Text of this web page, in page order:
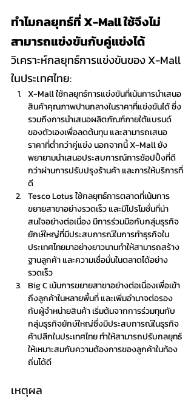
ทำไมกลยุทธ์ที่ X-Mall ใช้จึงไม่
สามารถแข่งขันกับคู่แข่งได้
วิเคราะห์กลยุทธ์การแข่งขันของ X-Mall
ในประเทศไทย:
X-Mall ใช้กลยุทธ์การแข่งขันที่เน้นการนำเสนอ
สินค้าคุณภาพปานกลางในราคาที่แข่งขันได้ ซึ่ง
รวมถึงการนำเสนอผลิตภัณฑ์ภายใต้แบรนด์
ของตัวเองเพื่อลดต้นทุน และสามารถเสนอ
ราคาที่ต่ำกว่าคู่แข่ง นอกจากนี้ X-Mall ยัง
พยายามนำเสนอประสบการณ์การช้อปปิ้งที่ดี
กว่าผ่านการปรับปรุงร้านค้า และการให้บริการที่
ดี
Tesco Lotus ใช้กลยุทธ์การตลาดที่เน้นการ
ขยายสาขาอย่างรวดเร็ว และมีโปรโมชั่นที่น่า
สนใจอย่างต่อเนื่อง มีการร่วมมือกับกลุ่มธุรกิจ
ยักษ์ใหญ่ที่มีประสบการณ์ในการทำธุรกิจใน
ประเทศไทยมาอย่างยาวนานทำให้สามารถสร้าง
ฐานลูกค้า และความเชื่อมั่นในตลาดได้อย่าง
รวดเร็ว
Big C เน้นการขยายสาขาอย่างต่อเนื่องเพื่อเข้า
ถึงลูกค้าในหลายพื้นที่ และเพิ่มอำนาจต่อรอง
กับผู้จำหน่ายสินค้า เริ่มต้นจากการร่วมทุนกับ
กลุ่มธุรกิจยักษ์ใหญ่ซึ่งมีประสบการณ์ในธุรกิจ
ค้าปลีกในประเทศไทย ทำให้สามารถปรับกลยุทธ์
ให้เหมาะสมกับความต้องการของลูกค้าในท้อง
ถิ่นได้ดี
เหตุผล